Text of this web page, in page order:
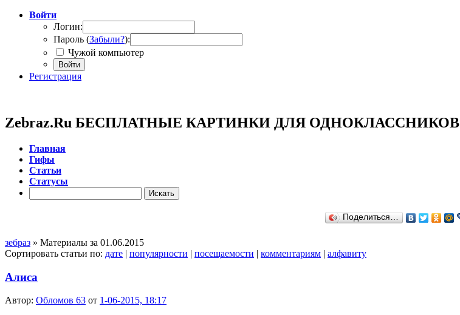
Войти
Логин:
Пароль (Забыли?):
Чужой компьютер
Войти
Регистрация
Zebraz.Ru БЕСПЛАТНЫЕ КАРТИНКИ ДЛЯ ОДНОКЛАССНИКОВ
Главная
Гифы
Cтатьи
Cтатусы
Поделиться…
зебраз » Материалы за 01.06.2015
Сортировать статьи по: дате | популярности | посещаемости | комментариям | алфавиту
Алиса
Автор: Обломов 63 от 1-06-2015, 18:17